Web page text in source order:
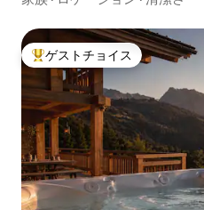
大好評のゲストチョイスです。
ゲストチョイス